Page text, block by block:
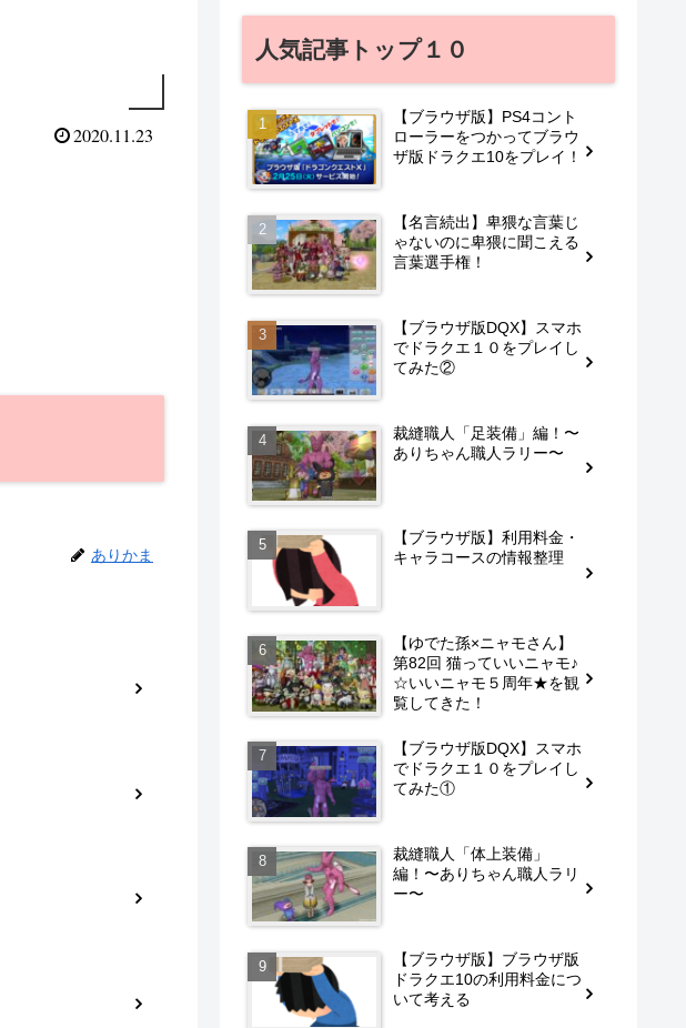
2020.11.23
ありかま
人気記事トップ１０
【ブラウザ版】PS4コント
ローラーをつかってブラウ
ザ版ドラクエ10をプレイ！
【名言続出】卑猥な言葉じ
ゃないのに卑猥に聞こえる
言葉選手権！
【ブラウザ版DQX】スマホ
でドラクエ１０をプレイし
てみた②
裁縫職人「足装備」編！〜
ありちゃん職人ラリー〜
【ブラウザ版】利用料金・
キャラコースの情報整理
【ゆでた孫×ニャモさん】
第82回 猫っていいニャモ♪
☆いいニャモ５周年★を観
覧してきた！
【ブラウザ版DQX】スマホ
でドラクエ１０をプレイし
てみた①
裁縫職人「体上装備」
編！〜ありちゃん職人ラリ
ー〜
【ブラウザ版】ブラウザ版
ドラクエ10の利用料金につ
いて考える